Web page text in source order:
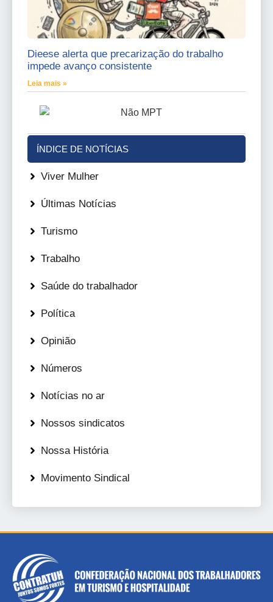
Dieese alerta que precarização do trabalho
impede avanço consistente
Leia mais »
ÍNDICE DE NOTÍCIAS
Viver Mulher
Últimas Notícias
Turismo
Trabalho
Saúde do trabalhador
Política
Opinião
Números
Notícias no ar
Nossos sindicatos
Nossa História
Movimento Sindical